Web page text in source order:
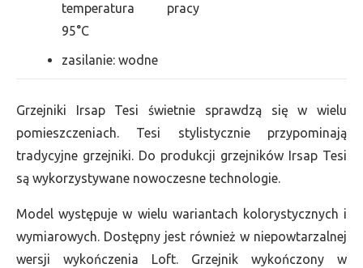
temperatura pracy
95°C
zasilanie: wodne
Grzejniki Irsap Tesi świetnie sprawdzą się w wielu
pomieszczeniach. Tesi stylistycznie przypominają
tradycyjne grzejniki. Do produkcji grzejników Irsap Tesi
są wykorzystywane nowoczesne technologie.
Model występuje w wielu wariantach kolorystycznych i
wymiarowych. Dostępny jest również w niepowtarzalnej
wersji wykończenia Loft. Grzejnik wykończony w